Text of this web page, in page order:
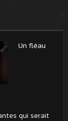
Un fléau
qui serait